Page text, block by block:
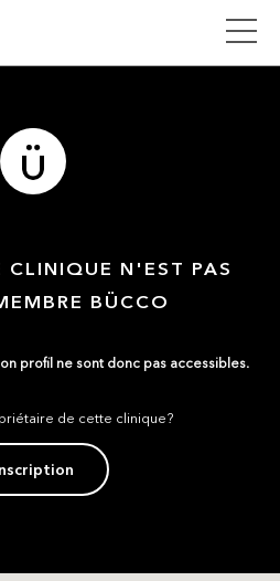
CLINIQUE N'EST PAS
BÜCCO
profil ne sont donc pas accessibles.
de cette clinique?
Inscription